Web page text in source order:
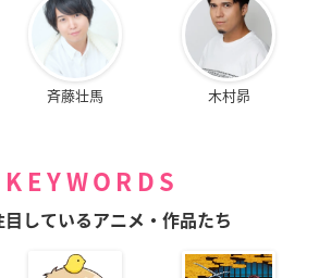
斉藤壮馬 木村昴
KEYWORDS
目しているアニメ・作品たち